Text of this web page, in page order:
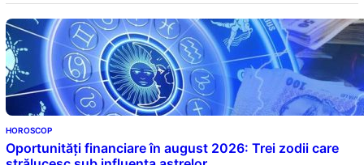
HOROSCOP
Oportunități financiare în august 2026: Trei zodii care